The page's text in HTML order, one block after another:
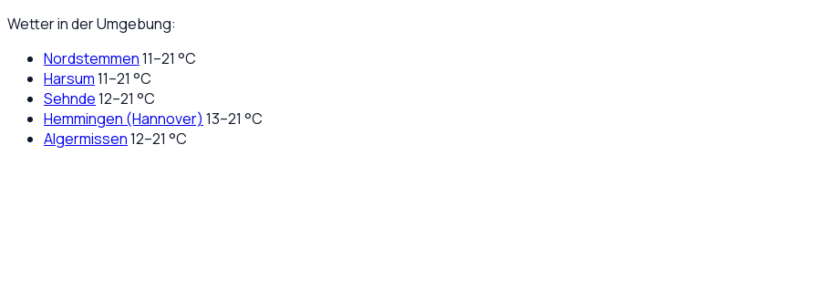
Wetter in der Umgebung:
Nordstemmen11–21 °C
Harsum11–21 °C
Sehnde12–21 °C
Hemmingen (Hannover) 13–21 °C
Algermissen12–21 °C